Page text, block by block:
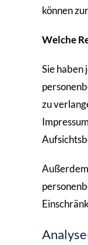
können
Welche
Sie
zu